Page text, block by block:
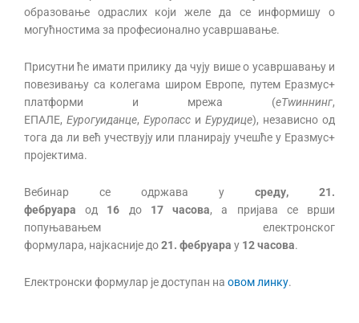
образовање одраслих који желе да се информишу о
могућностима за професионално усавршавање.
Присутни ће имати прилику да чују више о усавршавању и
повезивању са колегама широм Европе, путем Еразмус+
платформи и мрежа (еТwиннинг,
ЕПАЛЕ, Еурогуиданце, Еуропасс и Еурyдице), независно од
тога да ли већ учествују или планирају учешће у Еразмус+
пројектима.
Вебинар се одржава у среду, 21.
фебруараод 16 до17часова, а пријава се врши
попуњавањем електронског
формулара, најкасније до21. фебруара у 12 часова.
Електронски формулар је доступан на овом линку.